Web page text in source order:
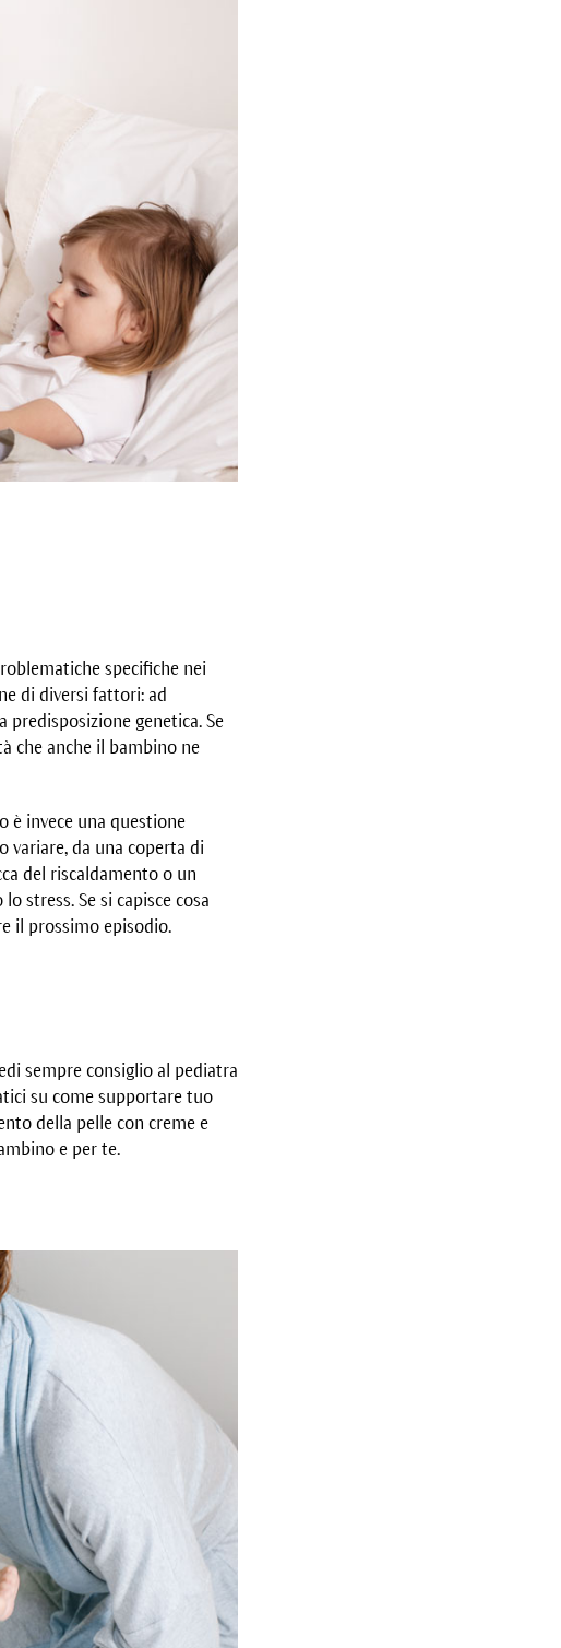
specifiche nei
di diversi fattori: ad
genetica. Se
che anche il bambino ne
è invece una questione
variare, da una coperta di
del riscaldamento o un
stress. Se si capisce cosa
il prossimo episodio.
sempre consiglio al pediatra
su come supportare tuo
della pelle con creme e
e per te.